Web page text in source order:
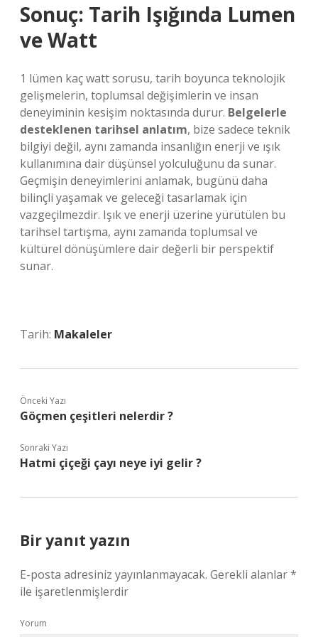
Sonuç: Tarih Işığında Lumen
ve Watt
1 lümen kaç watt sorusu, tarih boyunca teknolojik
gelişmelerin, toplumsal değişimlerin ve insan
deneyiminin kesişim noktasında durur. Belgelerle
desteklenen tarihsel anlatım, bize sadece teknik
bilgiyi değil, aynı zamanda insanlığın enerji ve ışık
kullanımına dair düşünsel yolculuğunu da sunar.
Geçmişin deneyimlerini anlamak, bugünü daha
bilinçli yaşamak ve geleceği tasarlamak için
vazgeçilmezdir. Işık ve enerji üzerine yürütülen bu
tarihsel tartışma, aynı zamanda toplumsal ve
kültürel dönüşümlere dair değerli bir perspektif
sunar.
Tarih: Makaleler
Önceki Yazı
Göçmen çeşitleri nelerdir ?
Sonraki Yazı
Hatmi çiçeği çayı neye iyi gelir ?
Bir yanıt yazın
E-posta adresiniz yayınlanmayacak. Gerekli alanlar*
ile işaretlenmişlerdir
Yorum